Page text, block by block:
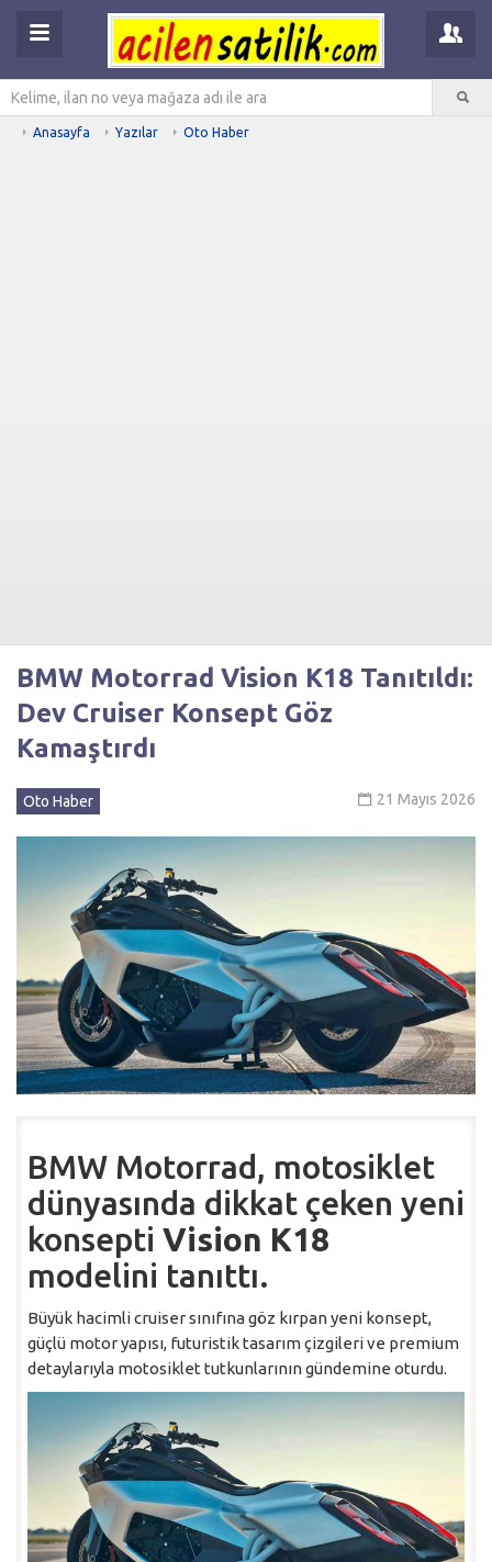
Anasayfa Yazılar Oto Haber
BMW Motorrad Vision K18 Tanıtıldı:
Dev Cruiser Konsept Göz
Kamaştırdı
21 Mayıs 2026
Oto Haber
BMW Motorrad, motosiklet
dünyasında dikkat çeken yeni
konsepti Vision K18
modelini tanıttı.
Büyük hacimli cruiser sınıfına göz kırpan yeni konsept,
güçlü motor yapısı, futuristik tasarım çizgileri ve premium
detaylarıyla motosiklet tutkunlarının gündemine oturdu.